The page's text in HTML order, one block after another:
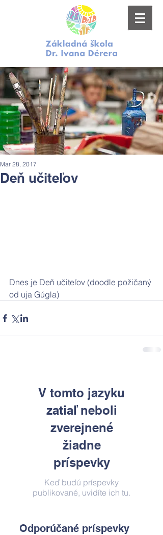
Deň učiteľov
Mar 28, 2017
Dnes je Deň učiteľov (doodle požičaný
od uja Gúgla)
V tomto jazyku
zatiaľ neboli
zverejnené
žiadne
príspevky
Keď budú príspevky
publikované, uvidíte ich tu.
Odporúčané príspevky